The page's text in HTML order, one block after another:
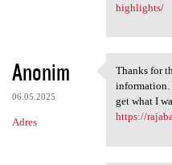
highlights/
Anonim
06.05.2025
Adres
Thanks
Thanks for
information.
get what I
https://